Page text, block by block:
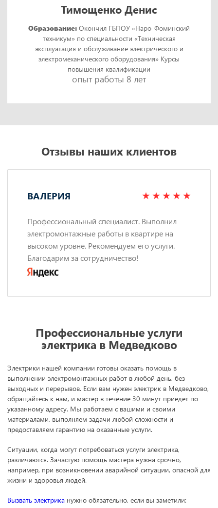
Тимощенко Денис
Образование: Окончил ГБПОУ «Наро-Фоминский
техникум» по специальности «Техническая
эксплуатация и обслуживание электрического и
электромеханического оборудования» Курсы
повышения квалификации
опыт работы 8 лет
Отзывы наших клиентов
ВАЛЕРИЯ
Профессиональный специалист. Выполнил
электромонтажные работы в квартире на
высоком уровне. Рекомендуем его услуги.
Благодарим за сотрудничество!
Профессиональные услуги
электрика в Медведково
Электрики нашей компании готовы оказать помощь в
выполнении электромонтажных работ в любой день, без
выходных и перерывов. Если вам нужен электрик в Медведково,
обращайтесь к нам, и мастер в течение 30 минут приедет по
указанному адресу. Мы работаем с вашими и своими
материалами, выполняем задачи любой сложности и
предоставляем гарантию на оказанные услуги.
Ситуации, когда могут потребоваться услуги электрика,
различаются. Зачастую помощь мастера нужна срочно,
например, при возникновении аварийной ситуации, опасной для
жизни и здоровья людей.
Вызвать электрика нужно обязательно, если вы заметили: